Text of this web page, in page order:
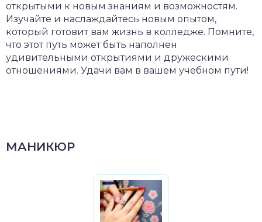
открытыми к новым знаниям и возможностям.
Изучайте и наслаждайтесь новым опытом,
который готовит вам жизнь в колледже. Помните,
что этот путь может быть наполнен
удивительными открытиями и дружескими
отношениями. Удачи вам в вашем учебном пути!
МАНИКЮР